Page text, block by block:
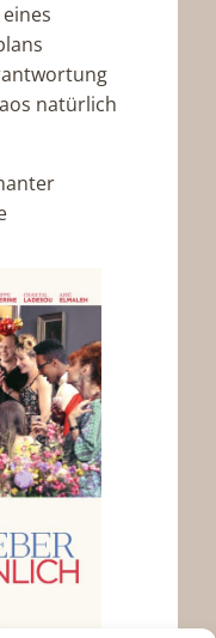
natürlich